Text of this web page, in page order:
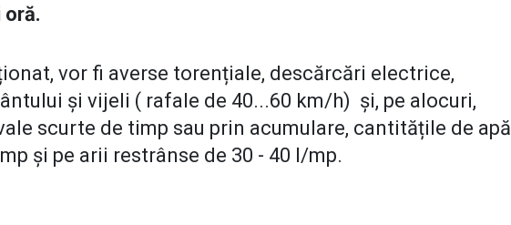
oră.
vor fi averse torențiale, descărcări electrice,
și vijeli ( rafale de 40...60 km/h) și, pe alocuri,
scurte de timp sau prin acumulare, cantitățile de apă
și pe arii restrânse de 30 - 40 l/mp.